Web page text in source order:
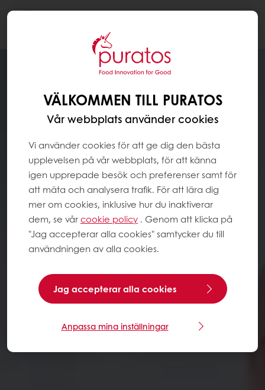
VÄLKOMMEN TILL PURATOS
Vår webbplats använder cookies
Vi använder cookies för att ge dig den bästa
upplevelsen på vår webbplats, för att känna
igen upprepade besök och preferenser samt för
att mäta och analysera trafik. För att lära dig
mer om cookies, inklusive hur du inaktiverar
dem, se vårcookie policy . Genom att klicka på
"Jag accepterar alla cookies" samtycker du till
användningen av alla cookies.
Jag accepterar alla cookies
Anpassa mina inställningar